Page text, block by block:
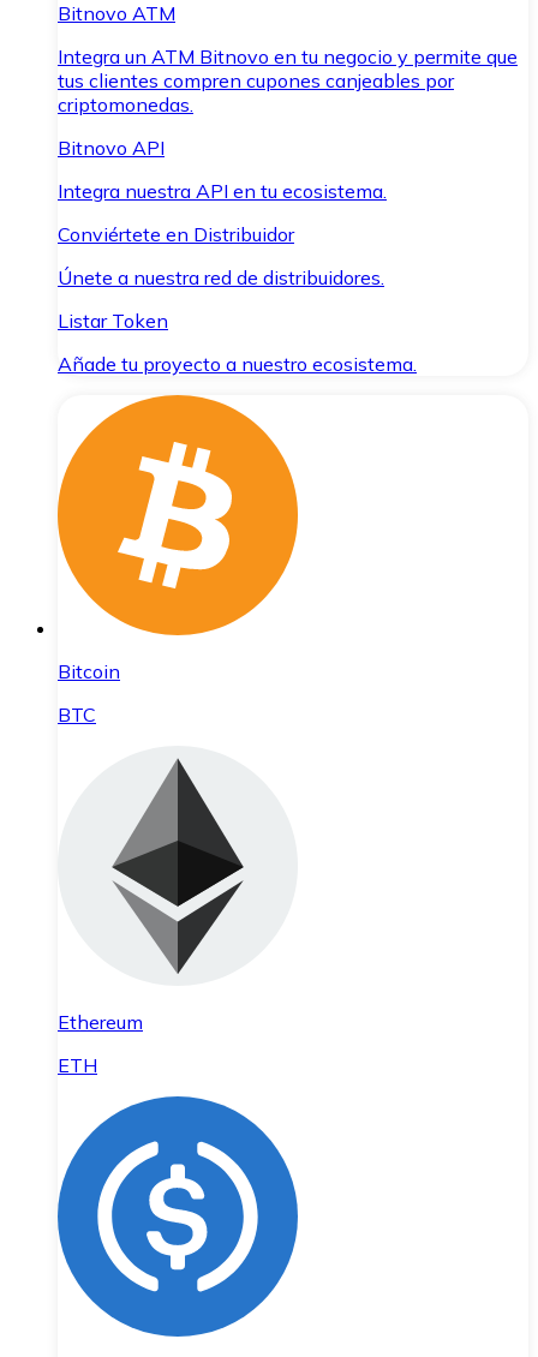
Bitnovo ATM
Integra un ATM Bitnovo en tu negocio y permite que
tus clientes compren cupones canjeables por
criptomonedas.
Bitnovo API
Integra nuestra API en tu ecosistema.
Conviértete en Distribuidor
Únete a nuestra red de distribuidores.
Listar Token
Añade tu proyecto a nuestro ecosistema.
Bitcoin
BTC
Ethereum
ETH